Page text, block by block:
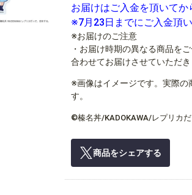
お届けはご入金を頂いてか
※7月23日までにご入金頂
※お届けのご注意
・お届け時期の異なる商品を
合わせてお届けさせていただき
※画像はイメージです。実際の
す。
©榛名丼/KADOKAWA/レプリカだ
商品をシェアする